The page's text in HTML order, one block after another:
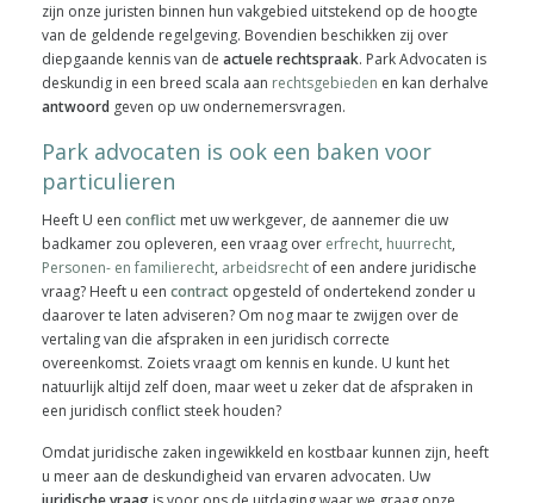
zijn onze juristen binnen hun vakgebied uitstekend op de hoogte
van de geldende regelgeving. Bovendien beschikken zij over
diepgaande kennis van de actuele rechtspraak. Park Advocaten is
deskundig in een breed scala aan rechtsgebieden en kan derhalve
antwoord geven op uw ondernemersvragen.
Park advocaten is ook een baken voor
particulieren
Heeft U een conflict met uw werkgever, de aannemer die uw
badkamer zou opleveren, een vraag over erfrecht, huurrecht,
Personen- en familierecht, arbeidsrecht of een andere juridische
vraag? Heeft u een contract opgesteld of ondertekend zonder u
daarover te laten adviseren? Om nog maar te zwijgen over de
vertaling van die afspraken in een juridisch correcte
overeenkomst. Zoiets vraagt om kennis en kunde. U kunt het
natuurlijk altijd zelf doen, maar weet u zeker dat de afspraken in
een juridisch conflict steek houden?
Omdat juridische zaken ingewikkeld en kostbaar kunnen zijn, heeft
u meer aan de deskundigheid van ervaren advocaten. Uw